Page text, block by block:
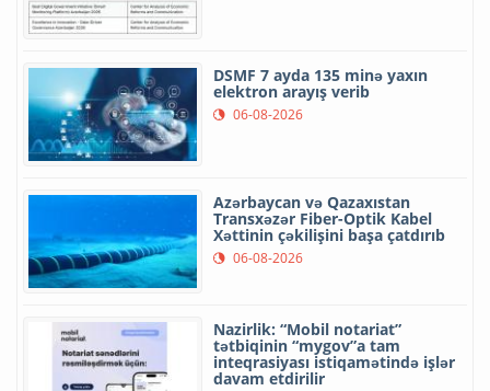
DSMF 7 ayda 135 minə yaxın
elektron arayış verib
06-08-2026
Azərbaycan və Qazaxıstan
Transxəzər Fiber-Optik Kabel
Xəttinin çəkilişini başa çatdırıb
06-08-2026
Nazirlik: “Mobil notariat”
tətbiqinin “mygov”a tam
inteqrasiyası istiqamətində işlər
davam etdirilir